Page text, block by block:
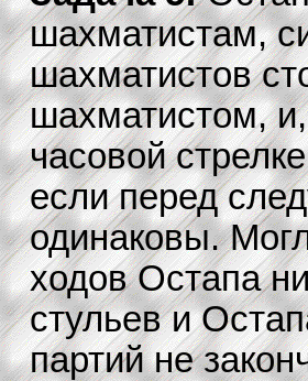
шахматистам,
шахматистов
шахматистом,
часовой
если перед
одинаковы.
ходов Остапа
стульев и
партий не